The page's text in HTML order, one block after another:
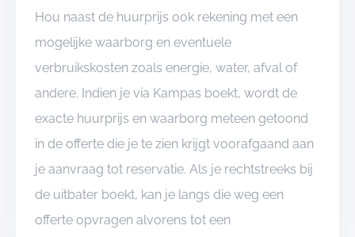
Hou naast de huurprijs ook rekening met een
mogelijke waarborg en eventuele
verbruikskosten zoals energie, water, afval of
andere. Indien je via Kampas boekt, wordt de
exacte huurprijs en waarborg meteen getoond
in de offerte die je te zien krijgt voorafgaand aan
je aanvraag tot reservatie. Als je rechtstreeks bij
de uitbater boekt, kan je langs die weg een
offerte opvragen alvorens tot een